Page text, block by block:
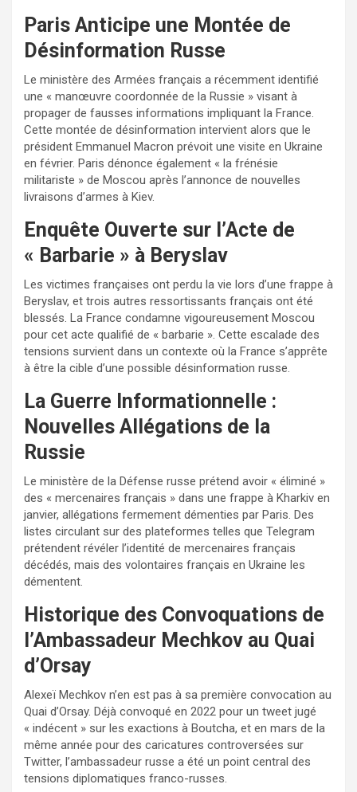
Paris Anticipe une Montée de
Désinformation Russe
Le ministère des Armées français a récemment identifié
une « manœuvre coordonnée de la Russie » visant à
propager de fausses informations impliquant la France.
Cette montée de désinformation intervient alors que le
président Emmanuel Macron prévoit une visite en Ukraine
en février. Paris dénonce également « la frénésie
militariste » de Moscou après l’annonce de nouvelles
livraisons d’armes à Kiev.
Enquête Ouverte sur l’Acte de
« Barbarie » à Beryslav
Les victimes françaises ont perdu la vie lors d’une frappe à
Beryslav, et trois autres ressortissants français ont été
blessés. La France condamne vigoureusement Moscou
pour cet acte qualifié de « barbarie ». Cette escalade des
tensions survient dans un contexte où la France s’apprête
à être la cible d’une possible désinformation russe.
La Guerre Informationnelle :
Nouvelles Allégations de la
Russie
Le ministère de la Défense russe prétend avoir « éliminé »
des « mercenaires français » dans une frappe à Kharkiv en
janvier, allégations fermement démenties par Paris. Des
listes circulant sur des plateformes telles que Telegram
prétendent révéler l’identité de mercenaires français
décédés, mais des volontaires français en Ukraine les
démentent.
Historique des Convoquations de
l’Ambassadeur Mechkov au Quai
d’Orsay
Alexeï Mechkov n’en est pas à sa première convocation au
Quai d’Orsay. Déjà convoqué en 2022 pour un tweet jugé
« indécent » sur les exactions à Boutcha, et en mars de la
même année pour des caricatures controversées sur
Twitter, l’ambassadeur russe a été un point central des
tensions diplomatiques franco-russes.